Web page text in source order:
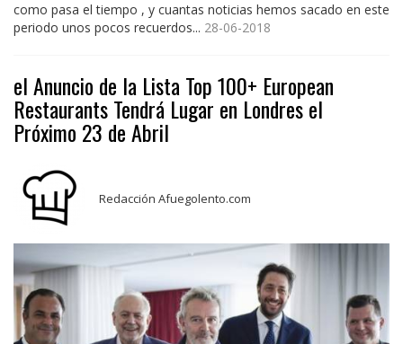
como pasa el tiempo , y cuantas noticias hemos sacado en este
periodo unos pocos recuerdos... 28-06-2018
el Anuncio de la Lista Top 100+ European
Restaurants Tendrá Lugar en Londres el
Próximo 23 de Abril
Redacción Afuegolento.com